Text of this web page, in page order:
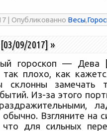
| Опубликованно Весы,
09/2017] »
гороскоп — Дева
так плохо, как
склонны замечать
Из-за этого
Взгляните на
для сильных